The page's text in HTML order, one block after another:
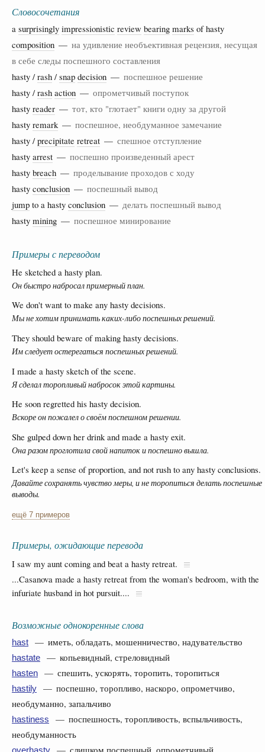
Словосочетания
a surprisingly impressionistic review bearing marks of hasty
composition — на удивление необъективная рецензия, несущая
в себе следы поспешного составления
hasty / rash / snap decision — поспешное решение
hasty / rash action — опрометчивый поступок
hasty reader — тот, кто "глотает" книги одну за другой
hasty remark — поспешное, необдуманное замечание
hasty / precipitate retreat — спешное отступление
hasty arrest — поспешно произведенный арест
hasty breach — проделывание проходов с ходу
hasty conclusion — поспешный вывод
jump to a hasty conclusion — делать поспешный вывод
hasty mining — поспешное минирование
Примеры с переводом
He sketched a hasty plan.
Он быстро набросал примерный план.
We don't want to make any hasty decisions.
Мы не хотим принимать каких-либо поспешных решений.
They should beware of making hasty decisions.
Им следует остерегаться поспешных решений.
I made a hasty sketch of the scene.
Я сделал торопливый набросок этой картины.
He soon regretted his hasty decision.
Вскоре он пожалел о своём поспешном решении.
She gulped down her drink and made a hasty exit.
Она разом проглотила свой напиток и поспешно вышла.
Let's keep a sense of proportion, and not rush to any hasty conclusions.
Давайте сохранять чувство меры, и не торопиться делать поспешные
выводы.
ещё 7 примеров
Примеры, ожидающие перевода
I saw my aunt coming and beat a hasty retreat.
...Casanova made a hasty retreat from the woman's bedroom, with the
infuriate husband in hot pursuit....
Возможные однокоренные слова
hast — иметь, обладать, мошенничество, надувательство
hastate — копьевидный, стреловидный
hasten — спешить, ускорять, торопить, торопиться
hastily
— поспешно, торопливо, наскоро, опрометчиво,
необдуманно, запальчиво
hastiness
— поспешность, торопливость, вспыльчивость,
необдуманность